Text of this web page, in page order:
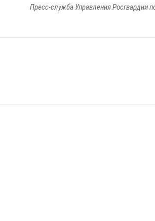
Пресс-служба Управления Росгвардии